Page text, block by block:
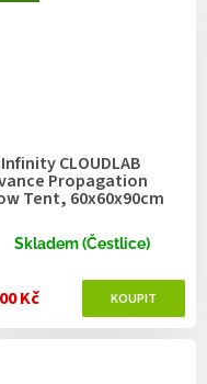
Infinity CLOUDLAB
Propagation
Tent, 60x60x90cm
Skladem (Čestlice)
Kč